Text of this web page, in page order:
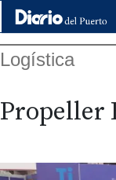
Logística
Propeller